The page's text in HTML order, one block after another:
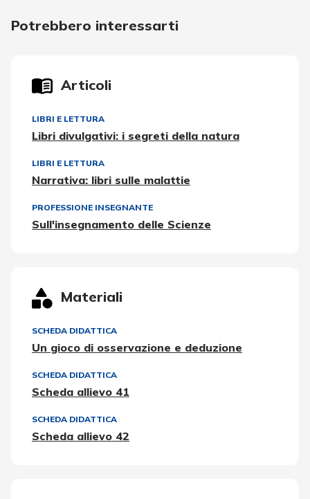
Potrebbero interessarti
Articoli
LIBRI E LETTURA
Libri divulgativi: i segreti della natura
LIBRI E LETTURA
Narrativa: libri sulle malattie
PROFESSIONE INSEGNANTE
Sull'insegnamento delle Scienze
Materiali
SCHEDA DIDATTICA
Un gioco di osservazione e deduzione
SCHEDA DIDATTICA
Scheda allievo 41
SCHEDA DIDATTICA
Scheda allievo 42